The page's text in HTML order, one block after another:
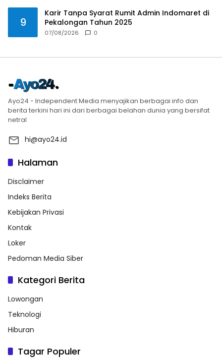
9
Karir Tanpa Syarat Rumit Admin Indomaret di
Pekalongan Tahun 2025
07/08/2026 0
Ayo24 - Independent Media menyajikan berbagai info dan
berita terkini hari ini dari berbagai belahan dunia yang bersifat
netral
hi@ayo24.id
Halaman
Disclaimer
Indeks Berita
Kebijakan Privasi
Kontak
Loker
Pedoman Media Siber
Kategori Berita
Lowongan
Teknologi
Hiburan
Tagar Populer